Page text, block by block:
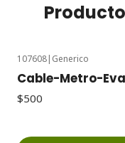
107608| Generico
Cable-Metro-Eva
$500